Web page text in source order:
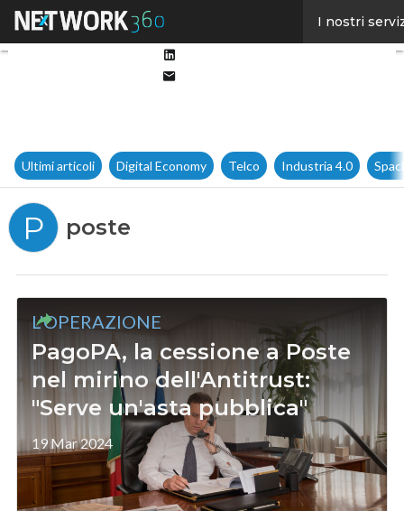
I nostri
Ultimi articoli Digital Economy Telco Industria 4.0
P poste
L'OPERAZIONE
PagoPA, la cessione a Poste
nel mirino dell'Antitrust:
"Serve un'asta pubblica"
19 Mar 2024